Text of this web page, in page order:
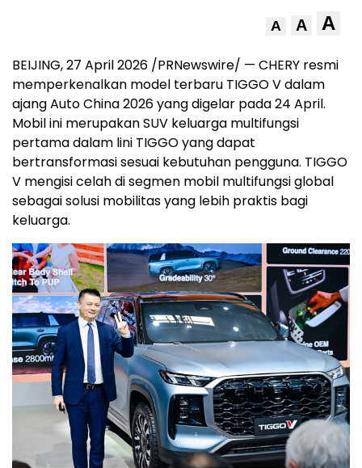
A A A
BEIJING, 27 April 2026 /PRNewswire/ — CHERY resmi
memperkenalkan model terbaru TIGGO V dalam
ajang Auto China 2026 yang digelar pada 24 April.
Mobil ini merupakan SUV keluarga multifungsi
pertama dalam lini TIGGO yang dapat
bertransformasi sesuai kebutuhan pengguna. TIGGO
V mengisi celah di segmen mobil multifungsi global
sebagai solusi mobilitas yang lebih praktis bagi
keluarga.